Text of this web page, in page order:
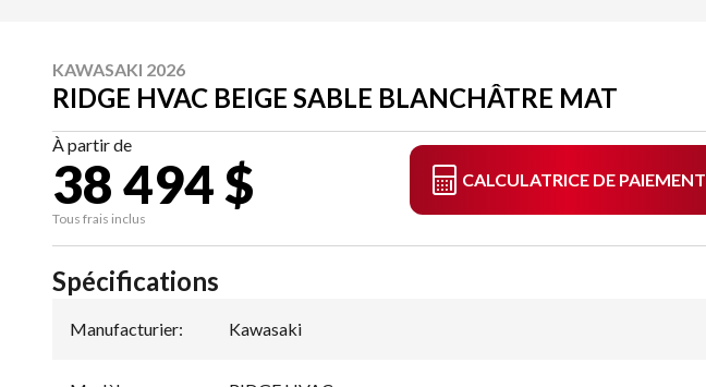
KAWASAKI 2026
RIDGE HVAC BEIGE SABLE BLANCHÂTRE MAT
À partir de
38 494 $
Tous frais inclus
CALCULATRICE DE PAIEMENT
Spécifications
Manufacturier: Kawasaki